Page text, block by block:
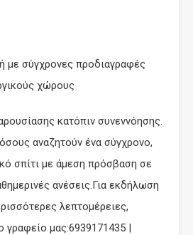
με σύγχρονες προδιαγραφές
χώρους
κατόπιν συνεννόησης.
όσους αναζητούν ένα σύγχρονο,
σπίτι με άμεση πρόσβαση σε
ανέσεις.Για εκδήλωση
λεπτομέρειες,
γραφείο μας:6939171435 |